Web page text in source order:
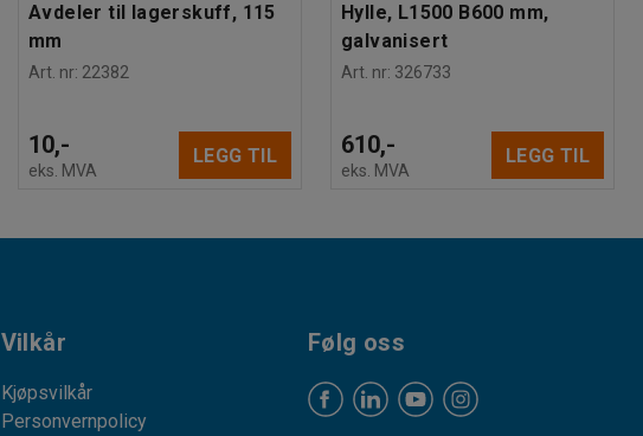
Avdeler til lagerskuff, 115
mm
Art. nr: 22382
10,-
eks. MVA
LEGG TIL
Hylle, L1500 B600 mm,
galvanisert
Art. nr: 326733
610,-
eks. MVA
LEGG TIL
Vilkår
Kjøpsvilkår
Personvernpolicy
Følg oss